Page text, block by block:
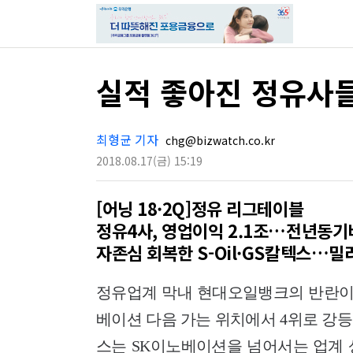
실적 좋아진 정유
최형균 기자 chg@bizwatch.co.kr
2018.08.17(금) 15:19
[어닝 18·2Q]정유 리그테이블
정유4사, 영업이익 2.1조…전년동
자존심 회복한 S-Oil·GS칼텍스…밀
정유업계 막내 현대오일뱅크의 반란
베이션 다음 가는 위치에서 4위로 강
스는 SK이노베이션을 넘어서는 업